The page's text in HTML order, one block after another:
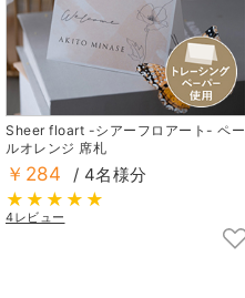
Sheer floart -シアーフロアート- ペー
ルオレンジ 席札
￥284 / 4名様分
4レビュー